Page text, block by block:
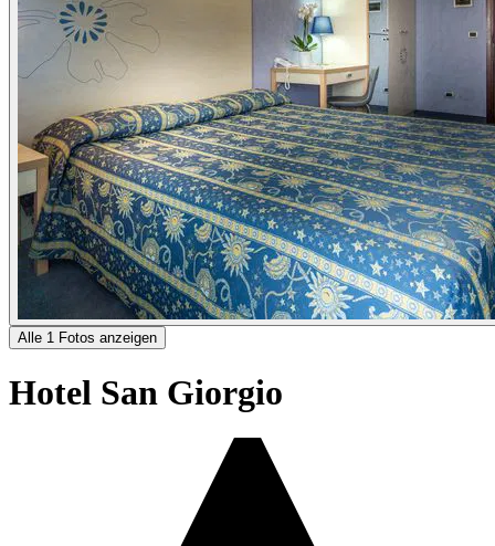
Alle 1 Fotos anzeigen
Hotel San Giorgio